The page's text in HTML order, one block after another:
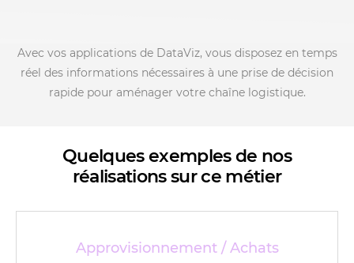
Avec vos applications de DataViz, vous disposez en temps
réel des informations nécessaires à une prise de décision
rapide pour aménager votre chaîne logistique.
Quelques exemples de nos
réalisations sur ce métier
Approvisionnement / Achats